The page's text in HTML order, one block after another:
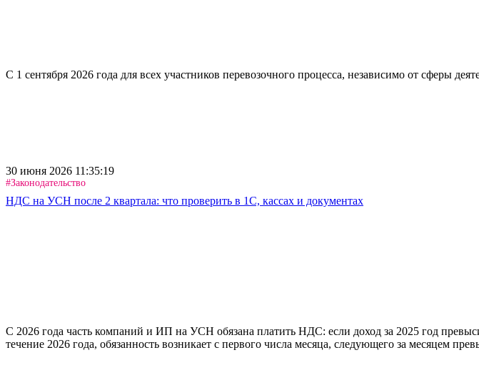
С 1 сентября 2026 года для всех участников перевозочного процесса, независимо от сферы
30 июня 2026 11:35:19
#Законодательство
НДС на УСН после 2 квартала: что проверить в 1С, кассах и документах
С 2026 года часть компаний и ИП на УСН обязана платить НДС: если доход за 2025 год
течение 2026 года, обязанность возникает с первого числа месяца, следующего за месяцем